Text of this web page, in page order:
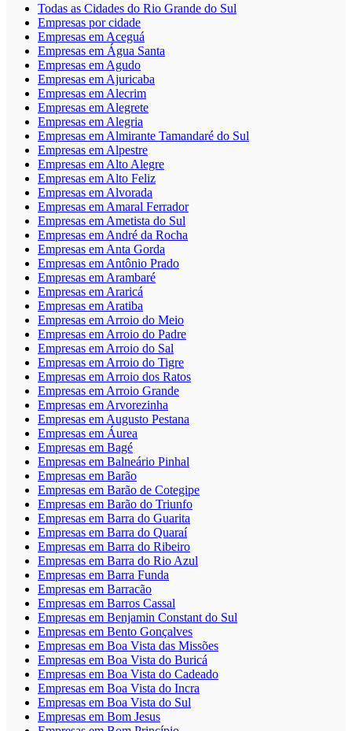
Todas as Cidades do Rio Grande do Sul
Empresas por cidade
Empresas em Aceguá
Empresas em Água Santa
Empresas em Agudo
Empresas em Ajuricaba
Empresas em Alecrim
Empresas em Alegrete
Empresas em Alegria
Empresas em Almirante Tamandaré do Sul
Empresas em Alpestre
Empresas em Alto Alegre
Empresas em Alto Feliz
Empresas em Alvorada
Empresas em Amaral Ferrador
Empresas em Ametista do Sul
Empresas em André da Rocha
Empresas em Anta Gorda
Empresas em Antônio Prado
Empresas em Arambaré
Empresas em Araricá
Empresas em Aratiba
Empresas em Arroio do Meio
Empresas em Arroio do Padre
Empresas em Arroio do Sal
Empresas em Arroio do Tigre
Empresas em Arroio dos Ratos
Empresas em Arroio Grande
Empresas em Arvorezinha
Empresas em Augusto Pestana
Empresas em Áurea
Empresas em Bagé
Empresas em Balneário Pinhal
Empresas em Barão
Empresas em Barão de Cotegipe
Empresas em Barão do Triunfo
Empresas em Barra do Guarita
Empresas em Barra do Quaraí
Empresas em Barra do Ribeiro
Empresas em Barra do Rio Azul
Empresas em Barra Funda
Empresas em Barracão
Empresas em Barros Cassal
Empresas em Benjamin Constant do Sul
Empresas em Bento Gonçalves
Empresas em Boa Vista das Missões
Empresas em Boa Vista do Buricá
Empresas em Boa Vista do Cadeado
Empresas em Boa Vista do Incra
Empresas em Boa Vista do Sul
Empresas em Bom Jesus